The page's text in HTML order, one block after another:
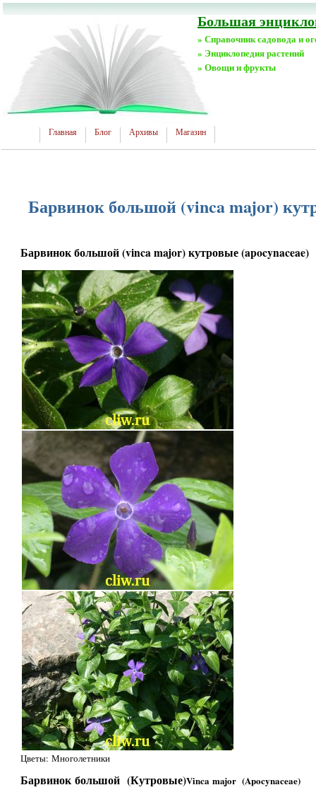
Большая
» Справочник садовода и
» Энциклопедия растений
» Овощи и фрукты
Главная Блог Архивы Магазин
Барвинок большой (vinca major)
Барвинок большой (vinca major) кутровые (apocynaceae)
Цветы: Многолетники
Барвинок большой (Кутровые)Vinca major (Apocynaceae)